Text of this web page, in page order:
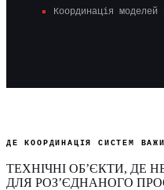
Координація
ДЕ КООРДИНАЦІЯ СИСТЕМ
ТЕХНІЧНІ ОБʼЄКТИ, ДЕ
ДЛЯ РОЗʼЄДНАНОГО